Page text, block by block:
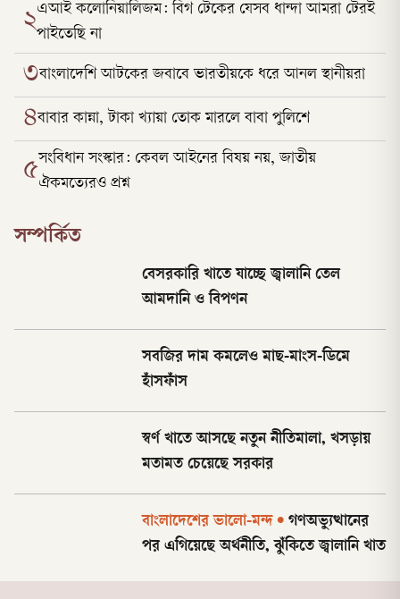
২এআই কলোনিয়ালিজম: বিগ টেকের যেসব ধান্দা আমরা টেরই
পাইতেছি না
৩বাংলাদেশি আটকের জবাবে ভারতীয়কে ধরে আনল স্থানীয়রা
৪বাবার কান্না, টাকা খ্যায়া তোক মারলে বাবা পুলিশে
৫সংবিধান সংস্কার: কেবল আইনের বিষয় নয়, জাতীয়
ঐকমত্যেরও প্রশ্ন
সম্পর্কিত
বেসরকারি খাতে যাচ্ছে জ্বালানি তেল
আমদানি ও বিপণন
সবজির দাম কমলেও মাছ-মাংস-ডিমে
হাঁসফাঁস
স্বর্ণ খাতে আসছে নতুন নীতিমালা, খসড়ায়
মতামত চেয়েছে সরকার
বাংলাদেশের ভালো-মন্দ • গণঅভ্যুত্থানের
পর এগিয়েছে অর্থনীতি, ঝুঁকিতে জ্বালানি খাত